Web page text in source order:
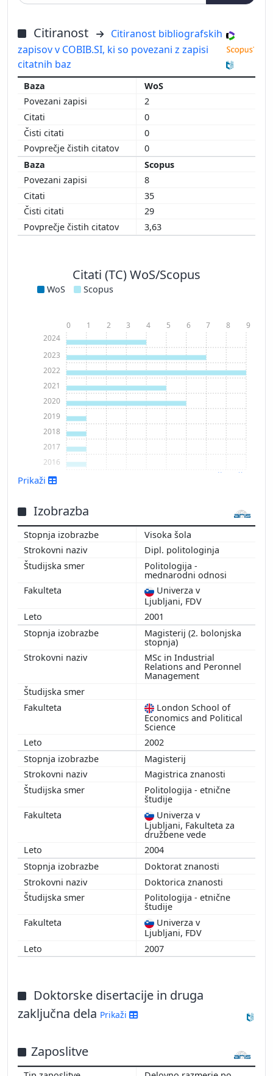
Citiranost
Citiranost bibliografskih
zapisov v COBIB.SI, ki so povezani z zapisi
citatnih baz
WoS
2
0
0
0
Scopus
8
35
29
3,63
Citati (TC) WoS/Scopus
WoS Scopus
2016
2017
2018
2019
2020
2021
2022
2023
2024
0 1 2 3 4 5 6 7 8 9
Prikaži več
Prikaži
Izobrazba
Visoka šola
Dipl. politologinja
Politologija -
mednarodni odnosi
Univerza v
Ljubljani, FDV
2001
Magisterij (2. bolonjska
stopnja)
MSc in Industrial
Relations and Peronnel
Management
London School of
Economics and Political
Science
2002
Magisterij
Magistrica znanosti
Politologija - etnične
študije
Univerza v
Ljubljani, Fakulteta za
družbene vede
2004
Doktorat znanosti
Doktorica znanosti
Politologija - etnične
študije
Univerza v
Ljubljani, FDV
2007
Doktorske disertacije in druga
zaključna dela Prikaži
Zaposlitve